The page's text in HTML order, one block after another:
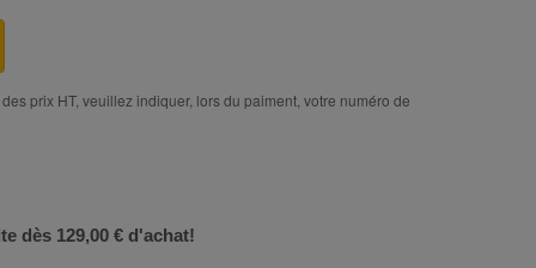
prix HT, veuillez indiquer, lors du paiment, votre numéro de
dès 129,00 € d'achat!